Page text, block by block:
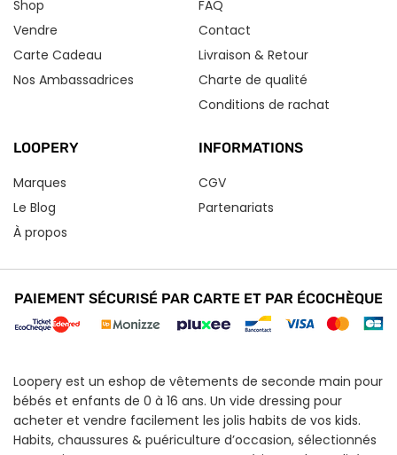
Shop
Vendre
Carte Cadeau
Nos Ambassadrices
FAQ
Contact
Livraison & Retour
Charte de qualité
Conditions de rachat
LOOPERY
Marques
Le Blog
À propos
INFORMATIONS
CGV
Partenariats
PAIEMENT SÉCURISÉ PAR CARTE ET PAR ÉCOCHÈQUE
Loopery est un eshop de vêtements de seconde main pour
bébés et enfants de 0 à 16 ans. Un vide dressing pour
acheter et vendre facilement les jolis habits de vos kids.
Habits, chaussures & puériculture d’occasion, sélectionnés